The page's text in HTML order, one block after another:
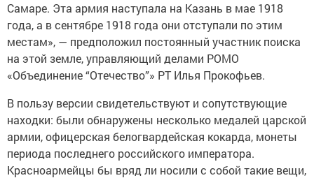
Самаре. Эта армия наступала на Казань в мае 1918
года, а в сентябре 1918 года они отступали по этим
местам», — предположил постоянный участник поиска
на этой земле, управляющий делами РОМО
«Объединение “Отечество”» РТ Илья Прокофьев.
В пользу версии свидетельствуют и сопутствующие
находки: были обнаружены несколько медалей царской
армии, офицерская белогвардейская кокарда, монеты
периода последнего российского императора.
Красноармейцы бы вряд ли носили с собой такие вещи,